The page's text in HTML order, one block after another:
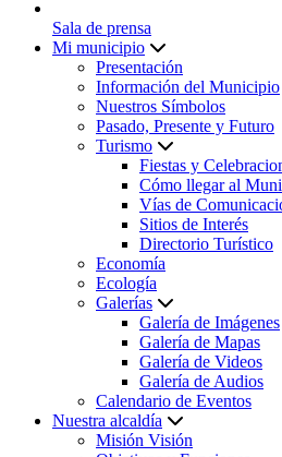
Sala de prensa
Mi municipio
Presentación
Información del Municipio
Nuestros Símbolos
Pasado, Presente y Futuro
Turismo
Fiestas y
Cómo llegar al
Vías de
Sitios de Interés
Directorio Turístico
Economía
Ecología
Galerías
Galería de Imágenes
Galería de Mapas
Galería de Videos
Galería de Audios
Calendario de Eventos
Nuestra alcaldía
Misión Visión